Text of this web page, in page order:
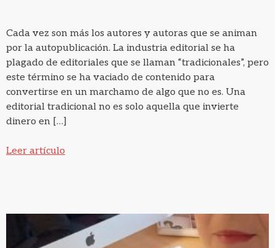
Cada vez son más los autores y autoras que se animan
por la autopublicación. La industria editorial se ha
plagado de editoriales que se llaman “tradicionales”, pero
este término se ha vaciado de contenido para
convertirse en un marchamo de algo que no es. Una
editorial tradicional no es solo aquella que invierte
dinero en […]
Leer artículo